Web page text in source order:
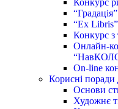
Конкурс
“Градація”
“Ex Libris”
Конкурс з
Онлайн-
On-line
Корисні поради
Основи
Художнє